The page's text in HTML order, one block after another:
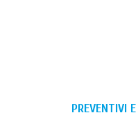
PREVENTIVI